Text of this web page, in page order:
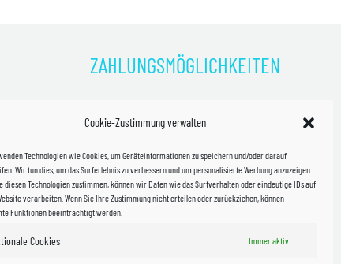
Cookie-Zustimmung verwalten
Technologien wie Cookies, um Geräteinformationen zu speichern und/oder darauf
Wir tun dies, um das Surferlebnis zu verbessern und um personalisierte Werbung anzuzeigen.
diesen Technologien zustimmen, können wir Daten wie das Surfverhalten oder eindeutige IDs auf
verarbeiten. Wenn Sie Ihre Zustimmung nicht erteilen oder zurückziehen, können
Funktionen beeinträchtigt werden.
Cookies Immer aktiv
ZAHLUNGSMÖGLICHKEITEN